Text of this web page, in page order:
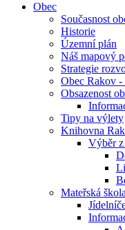
Obec
Současnost
Historie
Územní plán
Náš mapový
Strategie
Obec Rakov -
Obsazenost
Tipy na výlety
Knihovna
Výběr
Mateřská škola